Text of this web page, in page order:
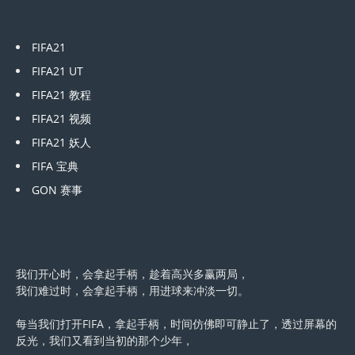
FIFA21
FIFA21 UT
FIFA21 教程
FIFA21 视频
FIFA21 妖人
FIFA 宝典
GON 赛事
我们开心时，会拿起手柄，趁着高兴多赢两局，
我们难过时，会拿起手柄，用进球来冲淡一切。
每当我们打开FIFA，拿起手柄，时间仿佛即可静止了，透过屏幕的
反光，我们又看到当初的那个少年，